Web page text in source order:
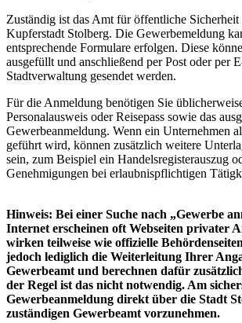
Zuständig ist das Amt für öffentliche
Kupferstadt Stolberg. Die Gewerbemeldung
entsprechende Formulare erfolgen. Diese
ausgefüllt und anschließend per Post oder per
Stadtverwaltung gesendet werden.
Für die Anmeldung benötigen Sie
Personalausweis oder Reisepass sowie das
Gewerbeanmeldung. Wenn ein Unternehmen
geführt wird, können zusätzlich weitere
sein, zum Beispiel ein Handelsregisterauszug
Genehmigungen bei erlaubnispflichtigen
Hinweis: Bei einer Suche nach „Gewerbe
Internet erscheinen oft Webseiten privater
wirken teilweise wie offizielle
jedoch lediglich die Weiterleitung Ihrer
Gewerbeamt und berechnen dafür
der Regel ist das nicht notwendig. Am
Gewerbeanmeldung direkt über die Stadt
zuständigen Gewerbeamt vorzunehmen.